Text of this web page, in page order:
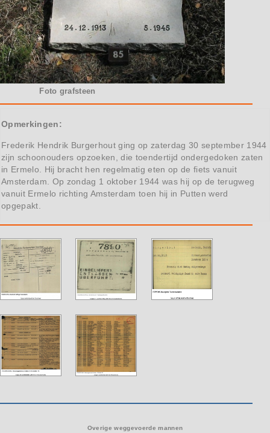
Foto grafsteen
Opmerkingen:
Frederik Hendrik Burgerhout ging op zaterdag 30 september 1944
zijn schoonouders opzoeken, die toendertijd ondergedoken zaten
in Ermelo. Hij bracht hen regelmatig eten op de fiets vanuit
Amsterdam. Op zondag 1 oktober 1944 was hij op de terugweg
vanuit Ermelo richting Amsterdam toen hij in Putten werd
opgepakt.
Overige weggevoerde mannen